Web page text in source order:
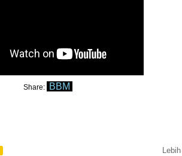
Share: BBM
Lebih